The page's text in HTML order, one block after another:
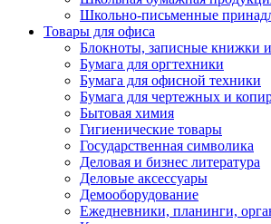
Школьно-письменные
Товары для офиса
Блокноты, записные книжки и
Бумага для оргтехники
Бумага для офисной техники
Бумага для чертежных и
Бытовая химия
Гигиенические товары
Государственная символика
Деловая и бизнес литература
Деловые аксессуары
Демооборудование
Ежедневники, планинги,